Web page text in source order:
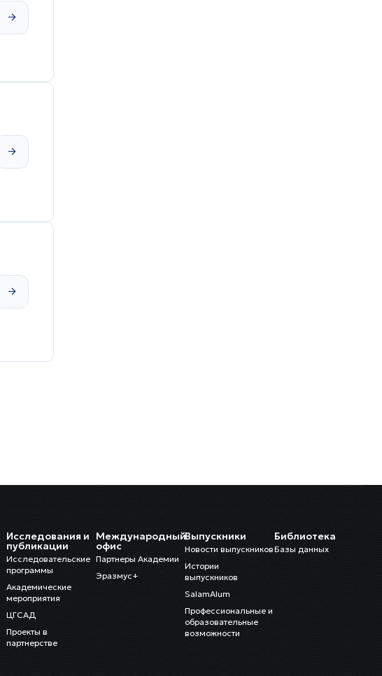
Исследования и
публикации
Исследовательские
программы
Академические
мероприятия
ЦГСАД
Проекты в
партнерстве
Международный
офис
Партнеры Академии
Эразмус+
Выпускники
Новости выпускников
Истории
выпускников
SalamAlum
Профессиональные и
образовательные
возможности
Библиотека
Базы данных